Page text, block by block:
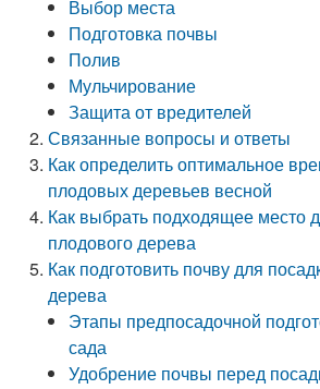
Выбор места
Подготовка почвы
Полив
Мульчирование
Защита от вредителей
Связанные вопросы и ответы
Как определить оптимальное
плодовых деревьев весной
Как выбрать подходящее место
плодового дерева
Как подготовить почву для
дерева
Этапы предпосадочной
сада
Удобрение почвы перед